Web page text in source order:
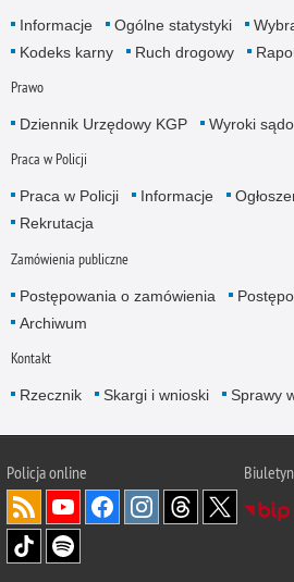
Informacje Ogólne statystyki
Kodeks karny
Ruch drogowy
Prawo
Dziennik Urzędowy KGP Wyroki
Praca w Policji
Praca w Policji Informacje
Rekrutacja
Zamówienia publiczne
Postępowania o zamówienia
Archiwum
Kontakt
Rzecznik Skargi i wnioski Sprawy
Policjaonline